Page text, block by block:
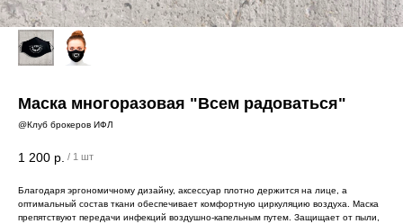
Маска многоразовая "Всем радоваться"
@Клуб брокеров ИФЛ
1 200 р. / 1 шт
Благодаря эргономичному дизайну, аксессуар плотно держится на лице, а
оптимальный состав ткани обеспечивает комфортную циркуляцию воздуха. Маска
препятствуют передачи инфекций воздушно-капельным путем. Защищает от пыли,